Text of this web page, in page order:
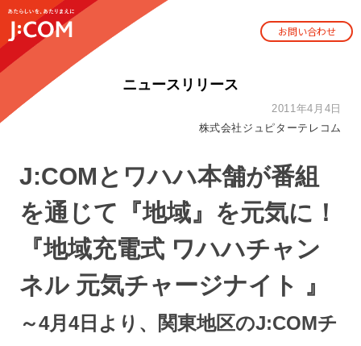
お問い合わせ
ニュースリリース
2011年4月4日
株式会社ジュピターテレコム
J:COMとワハハ本舗が番組
を通じて『地域』を元気に！
『地域充電式 ワハハチャン
ネル 元気チャージナイト 』
～4月4日より、関東地区のJ:COMチ